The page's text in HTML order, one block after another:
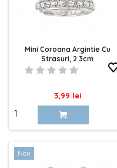
Mini Coroana Argintie Cu
Strasuri, 2.3cm
Pret
3,99 lei
Nou